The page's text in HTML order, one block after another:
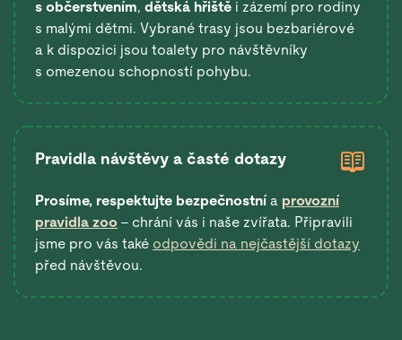
s občerstvením, dětská hřiště i zázemí pro rodiny
s malými dětmi. Vybrané trasy jsou bezbariérové
a k dispozici jsou toalety pro návštěvníky
s omezenou schopností pohybu.
Pravidla návštěvy a časté dotazy
Prosíme, respektujte bezpečnostní a provozní
pravidla zoo – chrání vás i naše zvířata. Připravili
jsme pro vás také odpovědi na nejčastější dotazy
před návštěvou.